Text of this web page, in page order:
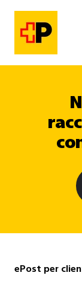
ePost per